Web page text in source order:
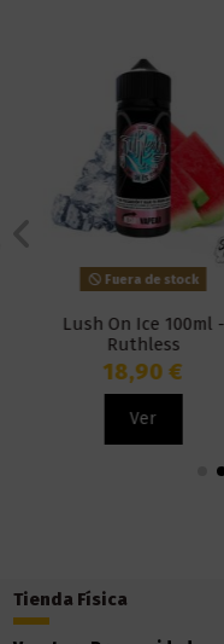
Fuera de stock
Lush On Ice 100ml -
Ruthless
18,90 €
Ver
Tienda Física